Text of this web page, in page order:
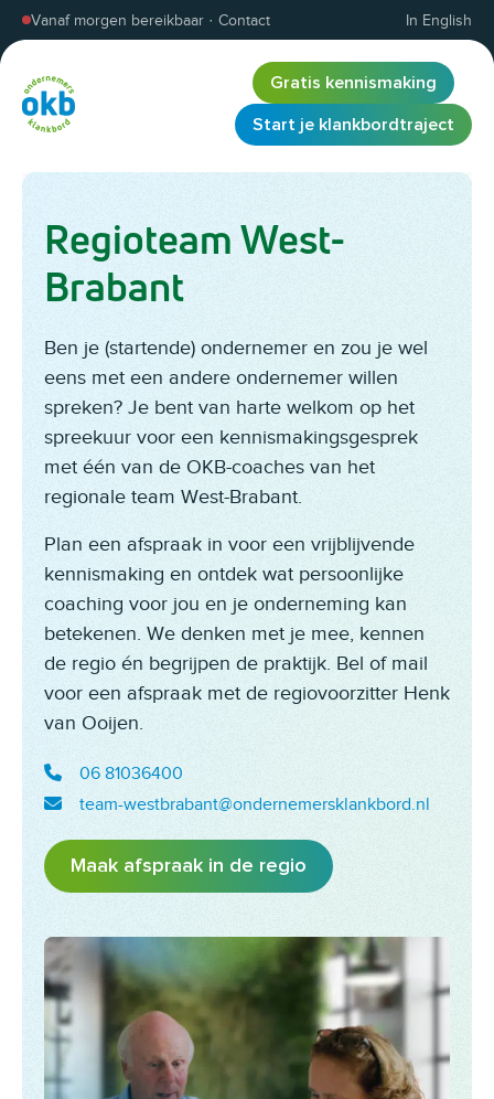
Overslaan en inhoud weergeven
Vanaf morgen bereikbaar · Contact In English
Gratis kennismaking
Start je klankbordtraject
Regioteam West-
Brabant
Ben je (startende) ondernemer en zou je wel
eens met een andere ondernemer willen
spreken? Je bent van harte welkom op het
spreekuur voor een kennismakingsgesprek
met één van de OKB-coaches van het
regionale team West-Brabant.
Plan een afspraak in voor een vrijblijvende
kennismaking en ontdek wat persoonlijke
coaching voor jou en je onderneming kan
betekenen. We denken met je mee, kennen
de regio én begrijpen de praktijk. Bel of mail
voor een afspraak met de regiovoorzitter Henk
van Ooijen.
06 81036400
team-westbrabant@ondernemersklankbord.nl
Maak afspraak in de regio